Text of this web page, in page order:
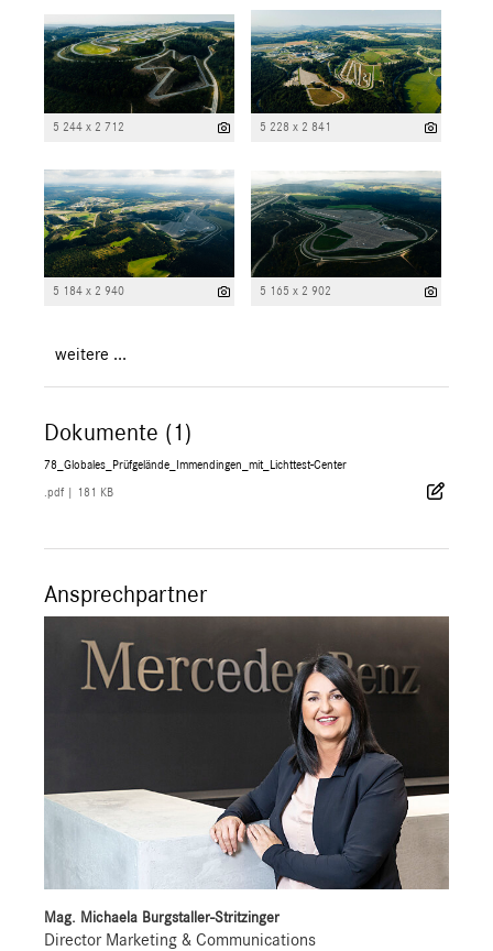
5 244 x 2 712 5 228 x 2 841
5 184 x 2 940 5 165 x 2 902
weitere ...
Dokumente (1)
78_Globales_Prüfgelände_Immendingen_mit_Lichttest-Center
.pdf 181 KB
Ansprechpartner
Mag. Michaela Burgstaller-Stritzinger
Director Marketing & Communications